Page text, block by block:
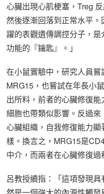
心臟出現心肌梗塞，Treg
然後逐漸回落到正常水平
躍的表觀遺傳調控分子，
功能的『鑰匙』。」
在小鼠實驗中，研究人員
MRG15，也嘗試在年長小
出所料，前者的心臟修復
細胞也帶類似影響。反過
心臟組織，自我修復能力
樣。換言之，MRG15是
中介，而兩者在心臟修復過
呂教授續指：「這項發現